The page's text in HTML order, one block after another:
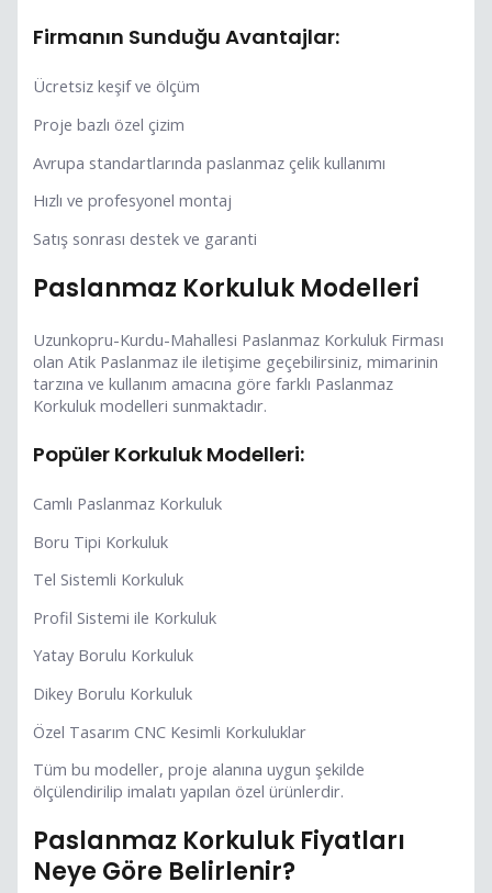
Firmanın Sunduğu Avantajlar:
Ücretsiz keşif ve ölçüm
Proje bazlı özel çizim
Avrupa standartlarında paslanmaz çelik kullanımı
Hızlı ve profesyonel montaj
Satış sonrası destek ve garanti
Paslanmaz Korkuluk Modelleri
Uzunkopru-Kurdu-Mahallesi Paslanmaz Korkuluk Firması
olan Atik Paslanmaz ile iletişime geçebilirsiniz, mimarinin
tarzına ve kullanım amacına göre farklı Paslanmaz
Korkuluk modelleri sunmaktadır.
Popüler Korkuluk Modelleri:
Camlı Paslanmaz Korkuluk
Boru Tipi Korkuluk
Tel Sistemli Korkuluk
Profil Sistemi ile Korkuluk
Yatay Borulu Korkuluk
Dikey Borulu Korkuluk
Özel Tasarım CNC Kesimli Korkuluklar
Tüm bu modeller, proje alanına uygun şekilde
ölçülendirilip imalatı yapılan özel ürünlerdir.
Paslanmaz Korkuluk Fiyatları
Neye Göre Belirlenir?